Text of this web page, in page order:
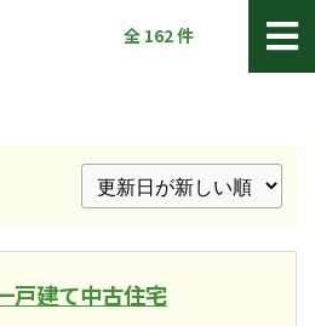
全 162件
戸建て中古住宅